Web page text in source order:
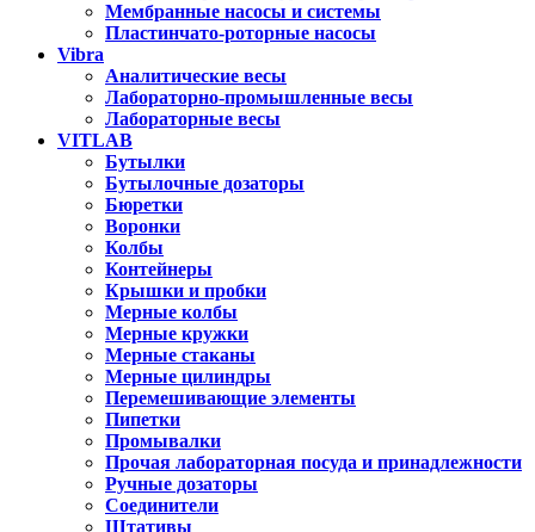
Мембранные насосы и системы
Пластинчато-роторные насосы
Vibra
Аналитические весы
Лабораторно-промышленные весы
Лабораторные весы
VITLAB
Бутылки
Бутылочные дозаторы
Бюретки
Воронки
Колбы
Контейнеры
Крышки и пробки
Мерные колбы
Мерные кружки
Мерные стаканы
Мерные цилиндры
Перемешивающие элементы
Пипетки
Промывалки
Прочая лабораторная посуда и принадлежности
Ручные дозаторы
Соединители
Штативы